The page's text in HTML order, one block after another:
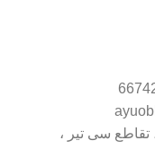
تقاطع سی تیر ،